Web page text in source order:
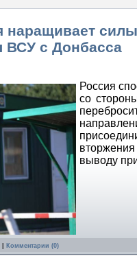
ВСУ с Донбасса
Россия
со
вторжения
выводу
Комментарии (0)